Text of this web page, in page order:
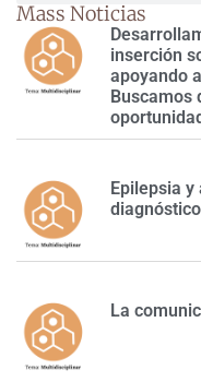
Mass Noticias
inserción
apoyando
Buscamos
Epilepsia y
diagnóstico
La